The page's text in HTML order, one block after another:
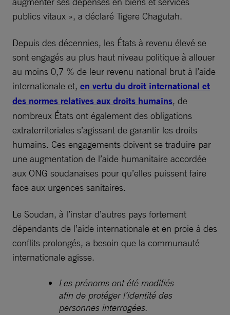
publics vitaux », a déclaré Tigere Chagutah.
Depuis des décennies, les États à revenu élevé se
sont engagés au plus haut niveau politique à allouer
au moins 0,7 % de leur revenu national brut à l’aide
internationale et, en vertu du droit international et
des normes relatives aux droits humains, de
nombreux États ont également des obligations
extraterritoriales s’agissant de garantir les droits
humains. Ces engagements doivent se traduire par
une augmentation de l’aide humanitaire accordée
aux ONG soudanaises pour qu’elles puissent faire
face aux urgences sanitaires.
Le Soudan, à l’instar d’autres pays fortement
dépendants de l’aide internationale et en proie à des
conflits prolongés, a besoin que la communauté
internationale agisse.
Les prénoms ont été modifiés
afin de protéger l’identité des
personnes interrogées.